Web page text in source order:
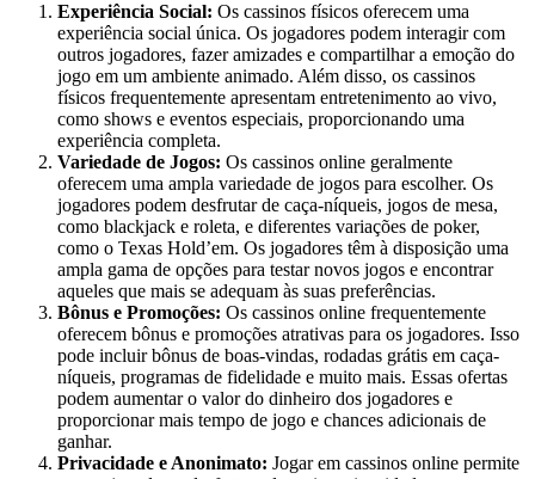
Experiência Social: Os cassinos físicos oferecem uma
experiência social única. Os jogadores podem interagir com
outros jogadores, fazer amizades e compartilhar a emoção do
jogo em um ambiente animado. Além disso, os cassinos
físicos frequentemente apresentam entretenimento ao vivo,
como shows e eventos especiais, proporcionando uma
experiência completa.
Variedade de Jogos: Os cassinos online geralmente
oferecem uma ampla variedade de jogos para escolher. Os
jogadores podem desfrutar de caça-níqueis, jogos de mesa,
como blackjack e roleta, e diferentes variações de poker,
como o Texas Hold’em. Os jogadores têm à disposição uma
ampla gama de opções para testar novos jogos e encontrar
aqueles que mais se adequam às suas preferências.
Bônus e Promoções: Os cassinos online frequentemente
oferecem bônus e promoções atrativas para os jogadores. Isso
pode incluir bônus de boas-vindas, rodadas grátis em caça-
níqueis, programas de fidelidade e muito mais. Essas ofertas
podem aumentar o valor do dinheiro dos jogadores e
proporcionar mais tempo de jogo e chances adicionais de
ganhar.
Privacidade e Anonimato: Jogar em cassinos online permite